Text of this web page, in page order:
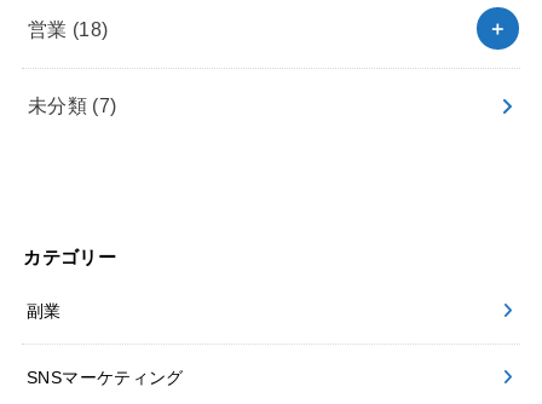
営業 (18)
未分類 (7)
カテゴリー
副業
SNSマーケティング